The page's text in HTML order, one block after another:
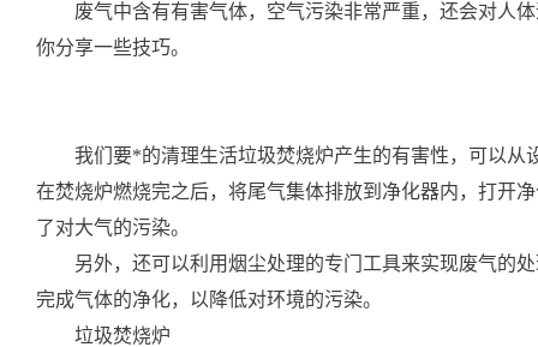
废气中含有有害气体，空气污染非常严重，还会对人体
你分享一些技巧。
我们要*的清理生活垃圾焚烧炉产生的有害性，可以从
在焚烧炉燃烧完之后，将尾气集体排放到净化器内，打开
了对大气的污染。
另外，还可以利用烟尘处理的专门工具来实现废气的处
完成气体的净化，以降低对环境的污染。
垃圾焚烧炉